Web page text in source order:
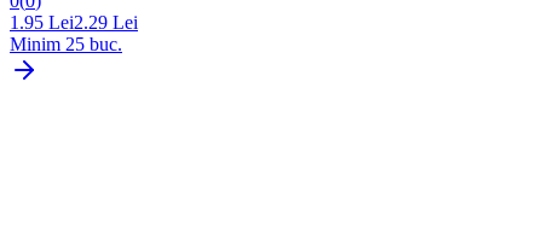
1.95 Lei2.29 Lei
Minim 25 buc.